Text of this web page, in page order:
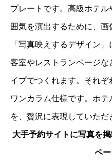
プレートです。高級ホテ
囲気を演出するために、
「写真映えするデザイン」
客室やレストランページな
イプでつくれます。それ
ワンカラム仕様です。ホ
を、贅沢に表現していただ
大手予約サイトに写真を
ペー